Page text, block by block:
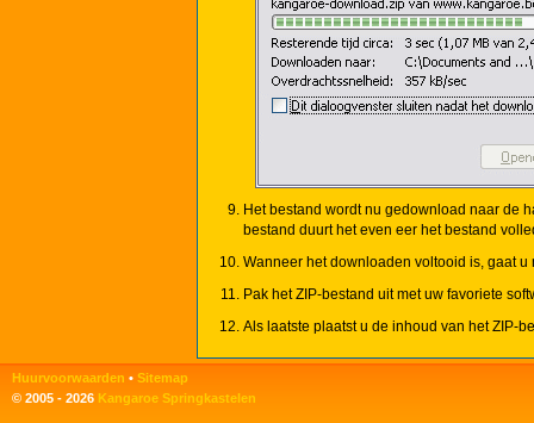
Het bestand wordt nu gedownload naar de
bestand duurt het even eer het bestand
Wanneer het downloaden voltooid is, gaat
Pak het ZIP-bestand uit met uw favoriete
Als laatste plaatst u de inhoud van het ZIP-
Huurvoorwaarden • Sitemap
© 2005 - 2026 Kangaroe Springkastelen